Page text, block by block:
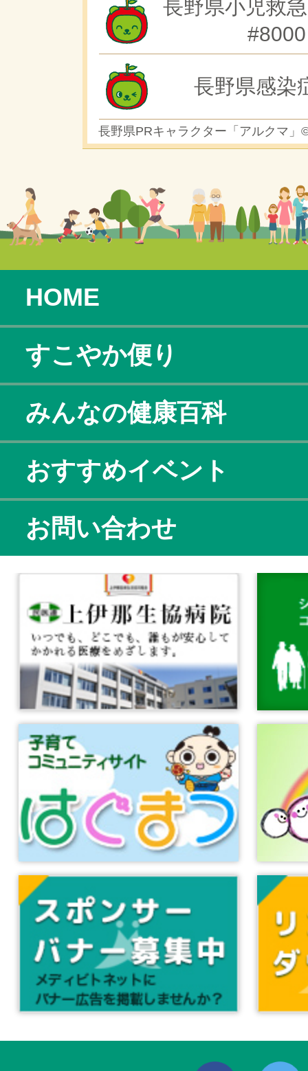
長野県小児救
#8000
長野県感染
長野県PRキャラクター「アルクマ」
HOME
すこやか便り
みんなの健康百科
おすすめイベント
お問い合わせ